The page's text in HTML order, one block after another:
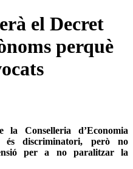
el Decret
perquè
la Conselleria d’Economia
és discriminatori, però no
per a no paralitzar la